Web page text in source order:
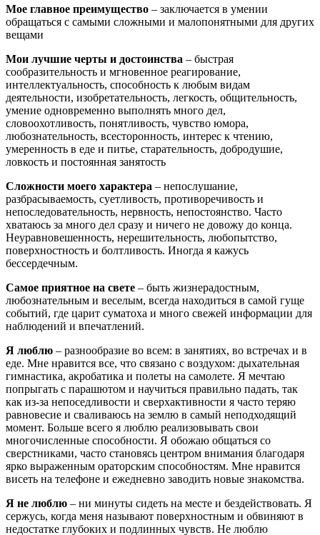
Мое главное преимущество – заключается в умении
обращаться с самыми сложными и малопонятными для других
вещами
Мои лучшие черты и достоинства – быстрая
сообразительность и мгновенное реагирование,
интеллектуальность, способность к любым видам
деятельности, изобретательность, легкость, общительность,
умение одновременно выполнять много дел,
словоохотливость, понятливость, чувство юмора,
любознательность, всесторонность, интерес к чтению,
умеренность в еде и питье, старательность, добродушие,
ловкость и постоянная занятость
Сложности моего характера – непослушание,
разбрасываемость, суетливость, противоречивость и
непоследовательность, нервность, непостоянство. Часто
хватаюсь за много дел сразу и ничего не довожу до конца.
Неуравновешенность, нерешительность, любопытство,
поверхностность и болтливость. Иногда я кажусь
бессердечным.
Самое приятное на свете – быть жизнерадостным,
любознательным и веселым, всегда находиться в самой гуще
событий, где царит суматоха и много свежей информации для
наблюдений и впечатлений.
Я люблю – разнообразие во всем: в занятиях, во встречах и в
еде. Мне нравится все, что связано с воздухом: дыхательная
гимнастика, акробатика и полеты на самолете. Я мечтаю
попрыгать с парашютом и научиться правильно падать, так
как из-за непоседливости и сверхактивности я часто теряю
равновесие и сваливаюсь на землю в самый неподходящий
момент. Больше всего я люблю реализовывать свои
многочисленные способности. Я обожаю общаться со
сверстниками, часто становясь центром внимания благодаря
ярко выраженным ораторским способностям. Мне нравится
висеть на телефоне и ежедневно заводить новые знакомства.
Я не люблю – ни минуты сидеть на месте и бездействовать. Я
сержусь, когда меня называют поверхностным и обвиняют в
недостатке глубоких и подлинных чувств. Не люблю